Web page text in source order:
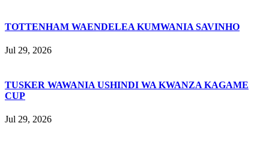
TOTTENHAM WAENDELEA KUMWANIA SAVINHO
Jul 29, 2026
TUSKER WAWANIA USHINDI WA KWANZA KAGAME
CUP
Jul 29, 2026